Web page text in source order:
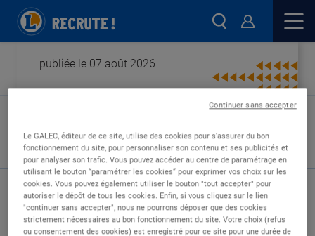
publiée le 07 août 2026
Type de contrat :
Expérience :
Études :
Le GALEC, éditeur de ce site, utilise des cookies pour s'assurer du bon
fonctionnement du site, pour personnaliser son contenu et ses publicités et
pour analyser son trafic. Vous pouvez accéder au centre de paramétrage en
utilisant le bouton “paramétrer les cookies” pour exprimer vos choix sur les
cookies. Vous pouvez également utiliser le bouton "tout accepter" pour
autoriser le dépôt de tous les cookies. Enfin, si vous cliquez sur le lien
"continuer sans accepter", nous ne pourrons déposer que des cookies
strictement nécessaires au bon fonctionnement du site. Votre choix (refus
ou consentement des cookies) est enregistré pour ce site pour une durée de
Continuer sans accepter